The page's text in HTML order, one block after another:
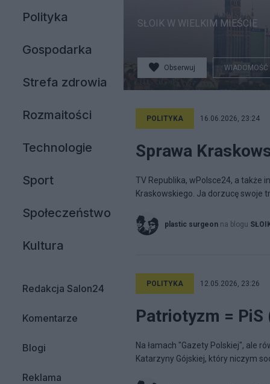
Polityka
Gospodarka
Strefa zdrowia
Rozmaitości
Technologie
Sport
Społeczeństwo
Kultura
Redakcja Salon24
Komentarze
Blogi
Reklama
SŁOIK W WIELKIM MIEŚCIE
Obserwuj WIADOMOŚĆ
POLITYKA 16.06.2026, 23:24
Sprawa
TV Republika, wPolsce24, a także
Kraskowskiego. Ja dorzucę swoje
plastic surgeon na blogu
POLITYKA 12.05.2026, 23:26
Patriotyzm = PiS
Na łamach "Gazety Polskiej", ale
Katarzyny Gójskiej, który niczym